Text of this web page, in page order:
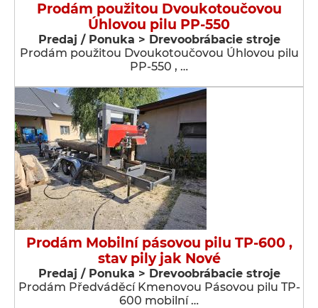
Prodám použitou Dvoukotoučovou
Úhlovou pilu PP-550
Predaj / Ponuka > Drevoobrábacie stroje
Prodám použitou Dvoukotoučovou Úhlovou pilu
PP-550 , …
Prodám Mobilní pásovou pilu TP-600 ,
stav pily jak Nové
Predaj / Ponuka > Drevoobrábacie stroje
Prodám Předváděcí Kmenovou Pásovou pilu TP-
600 mobilní …